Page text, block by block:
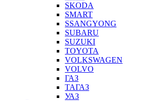
SKODA
SMART
SSANGYONG
SUBARU
SUZUKI
TOYOTA
VOLKSWAGEN
VOLVO
ГАЗ
ТАГАЗ
УАЗ